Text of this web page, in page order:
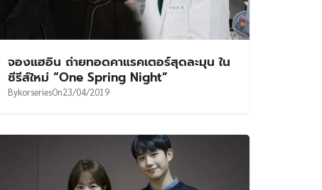
จองแฮอิน ถ่ายทอดคาแรคเตอร์สุดละมุน ใน
ซีรีส์ใหม่ “One Spring Night”
BykorseriesOn23/04/2019